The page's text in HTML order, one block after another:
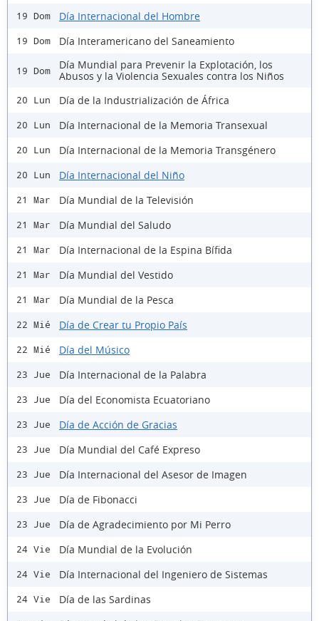
19 Dom Día Internacional del Hombre
19 Dom Día Interamericano del Saneamiento
19 Dom
Día Mundial para Prevenir la Explotación, los
Abusos y la Violencia Sexuales contra los Niños
20 Lun Día de la Industrialización de África
20 Lun Día Internacional de la Memoria Transexual
20 Lun Día Internacional de la Memoria Transgénero
20 Lun Día Internacional del Niño
21 Mar Día Mundial de la Televisión
21 Mar Día Mundial del Saludo
21 Mar Día Internacional de la Espina Bífida
21 Mar Día Mundial del Vestido
21 Mar Día Mundial de la Pesca
22 Mié Día de Crear tu Propio País
22 Mié Día del Músico
23 Jue Día Internacional de la Palabra
23 Jue Día del Economista Ecuatoriano
23 Jue Día de Acción de Gracias
23 Jue Día Mundial del Café Expreso
23 Jue Día Internacional del Asesor de Imagen
23 Jue Día de Fibonacci
23 Jue Día de Agradecimiento por Mi Perro
24 Vie Día Mundial de la Evolución
24 Vie Día Internacional del Ingeniero de Sistemas
24 Vie Día de las Sardinas